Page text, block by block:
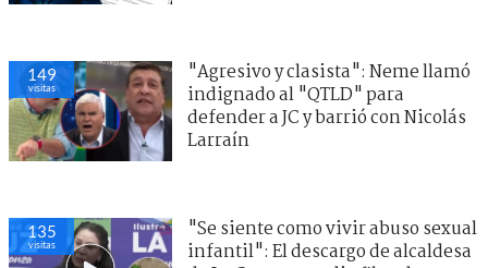
149
visitas
"Agresivo y clasista": Neme llamó
indignado al "QTLD" para
defender a JC y barrió con Nicolás
Larraín
135
visitas
"Se siente como vivir abuso sexual
infantil": El descargo de alcaldesa